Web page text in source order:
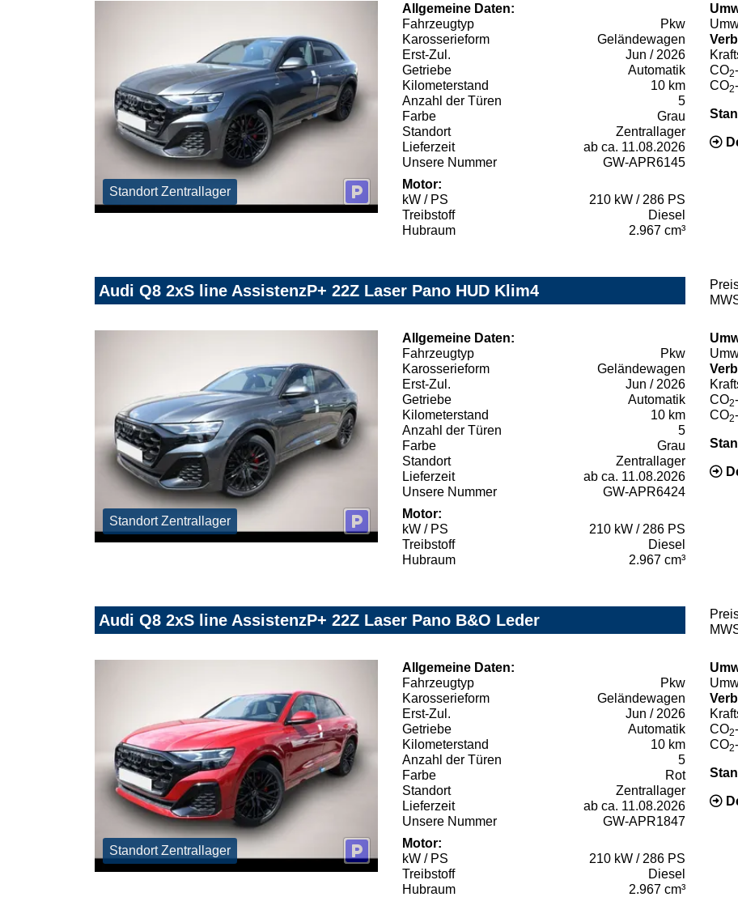
Standort Zentrallager
Allgemeine Daten:
Fahrzeugtyp
Pkw
Karosserieform
Geländewagen
Erst-Zul.
Jun / 2026
Getriebe
Automatik
Kilometerstand
10 km
Anzahl der Türen
5
Farbe
Grau
Standort
Zentrallager
Lieferzeit
ab ca. 11.08.2026
Unsere Nummer
GW-APR6145
Motor:
kW / PS
210 kW / 286 PS
Treibstoff
Diesel
Hubraum
2.967 cm³
CO2
CO2
Audi Q8 2xS line AssistenzP+ 22Z Laser Pano HUD Klim4
Standort Zentrallager
Allgemeine Daten:
Fahrzeugtyp
Pkw
Karosserieform
Geländewagen
Erst-Zul.
Jun / 2026
Getriebe
Automatik
Kilometerstand
10 km
Anzahl der Türen
5
Farbe
Grau
Standort
Zentrallager
Lieferzeit
ab ca. 11.08.2026
Unsere Nummer
GW-APR6424
Motor:
kW / PS
210 kW / 286 PS
Treibstoff
Diesel
Hubraum
2.967 cm³
CO2
CO2
Audi Q8 2xS line AssistenzP+ 22Z Laser Pano B&O Leder
Standort Zentrallager
Allgemeine Daten:
Fahrzeugtyp
Pkw
Karosserieform
Geländewagen
Erst-Zul.
Jun / 2026
Getriebe
Automatik
Kilometerstand
10 km
Anzahl der Türen
5
Farbe
Rot
Standort
Zentrallager
Lieferzeit
ab ca. 11.08.2026
Unsere Nummer
GW-APR1847
Motor:
kW / PS
210 kW / 286 PS
Treibstoff
Diesel
Hubraum
2.967 cm³
CO2
CO2